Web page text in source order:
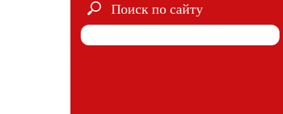
Поиск по сайту